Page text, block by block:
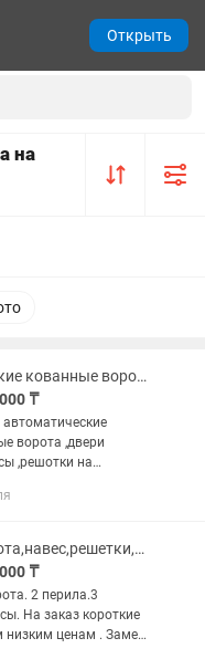
на
Автоматические кованные ворота на заказ!
₸
ворота ,двери
,решотки на
Кованые ворота,навес,решетки,перила
₸
2 перила.3
На заказ короткие
низким ценам . Замер
Открыть